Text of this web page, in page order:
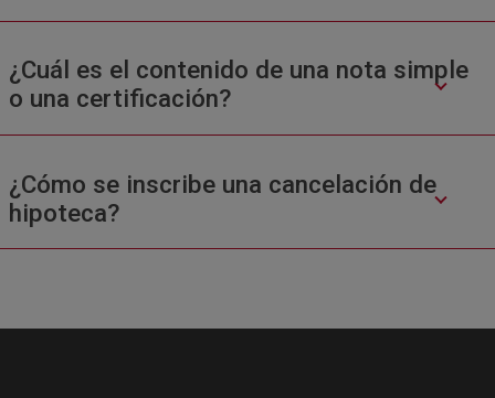
¿Cuál es el contenido de una nota simple
o una certificación?
¿Cómo se inscribe una cancelación de
hipoteca?